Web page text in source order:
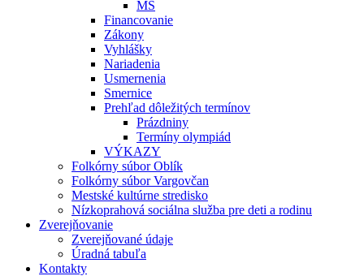
MŠ
Financovanie
Zákony
Vyhlášky
Nariadenia
Usmernenia
Smernice
Prehľad dôležitých termínov
Prázdniny
Termíny olympiád
VÝKAZY
Folkórny súbor Oblík
Folkórny súbor Vargovčan
Mestské kultúrne stredisko
Nízkoprahová sociálna služba pre deti a rodinu
Zverejňovanie
Zverejňované údaje
Úradná tabuľa
Kontakty